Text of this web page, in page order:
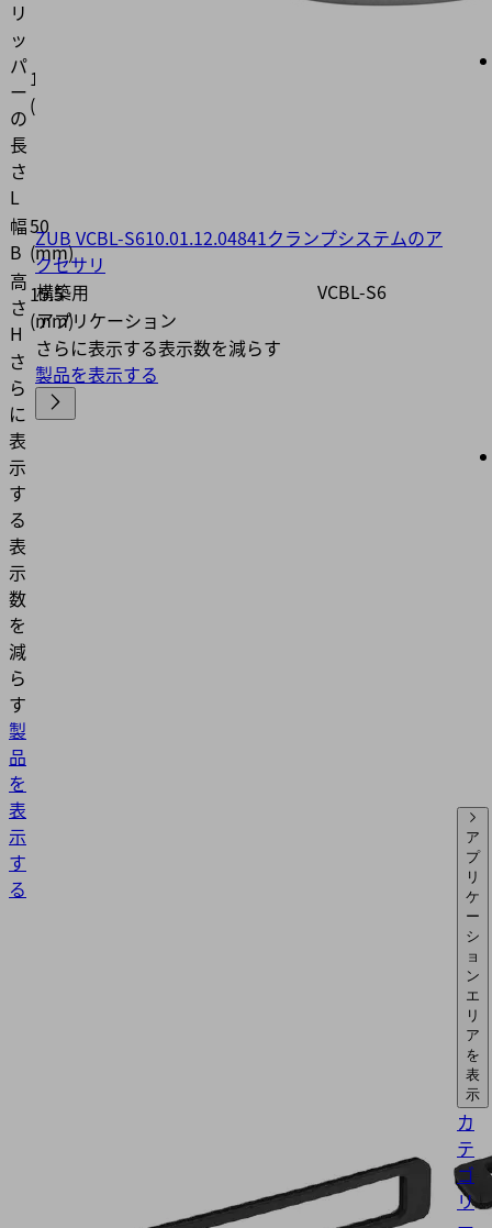
リ
ッ
パ
ー
の
長
さ
L
120
(mm)
幅
B
50
(mm)
高
さ
H
15.5
(mm)
さ
ら
に
表
示
す
る
表
示
数
を
減
ら
す
製
品
を
表
示
す
る
ZUB VCBL-S610.01.12.04841クランプシステムのア
クセサリ
構築用
VCBL-S6
アプリケーション
さらに表示する表示数を減らす
製品を表示する
ア
プ
リ
ケ
ー
シ
ョ
ン
エ
リ
ア
を
表
示
カ
テ
ゴ
リ